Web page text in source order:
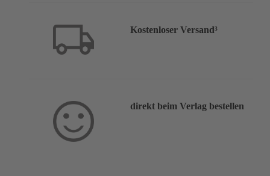
Kostenloser Versand³
direkt beim Verlag bestellen